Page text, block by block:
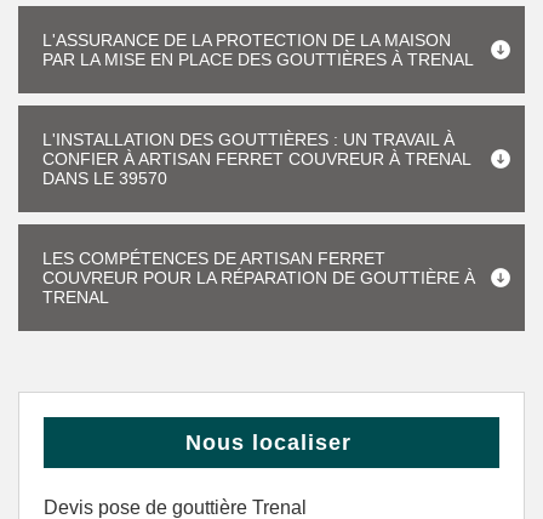
L'ASSURANCE DE LA PROTECTION DE LA MAISON
PAR LA MISE EN PLACE DES GOUTTIÈRES À TRENAL
L'INSTALLATION DES GOUTTIÈRES : UN TRAVAIL À
CONFIER À ARTISAN FERRET COUVREUR À TRENAL
DANS LE 39570
LES COMPÉTENCES DE ARTISAN FERRET
COUVREUR POUR LA RÉPARATION DE GOUTTIÈRE À
TRENAL
Nous localiser
Devis pose de gouttière Trenal